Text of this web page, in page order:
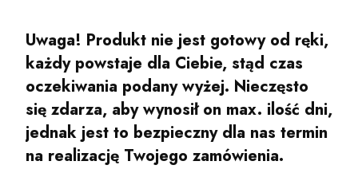
Uwaga! Produkt nie jest gotowy od ręki,
każdy powstaje dla Ciebie, stąd czas
oczekiwania podany wyżej. Nieczęsto
się zdarza, aby wynosił on max. ilość dni,
jednak jest to bezpieczny dla nas termin
na realizację Twojego zamówienia.